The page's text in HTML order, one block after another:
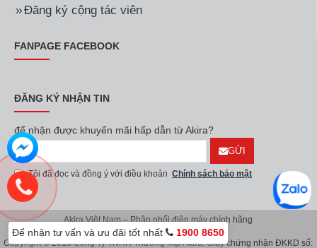
Đăng ký cộng tác viên
FANPAGE FACEBOOK
ĐĂNG KÝ NHẬN TIN
để nhận được khuyến mãi hấp dẫn từ Akira?
GỬI
Tôi đã đọc và đồng ý với điều khoản Chính sách bảo mật
Akira Việt Nam – Phân phối điện máy chính hãng
Copyright © 2018 Công Ty TNHH Thương Mại Akira. Giấy chứng nhận ĐKKD số:
Để nhận tư vấn và ưu đãi tốt nhất 1900 8650